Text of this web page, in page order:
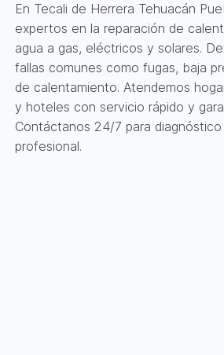
En Tecali de Herrera Tehuacán
expertos en la reparación de
agua a gas, eléctricos y solares.
fallas comunes como fugas, baja
de calentamiento. Atendemos
y hoteles con servicio rápido y
Contáctanos 24/7 para
profesional.